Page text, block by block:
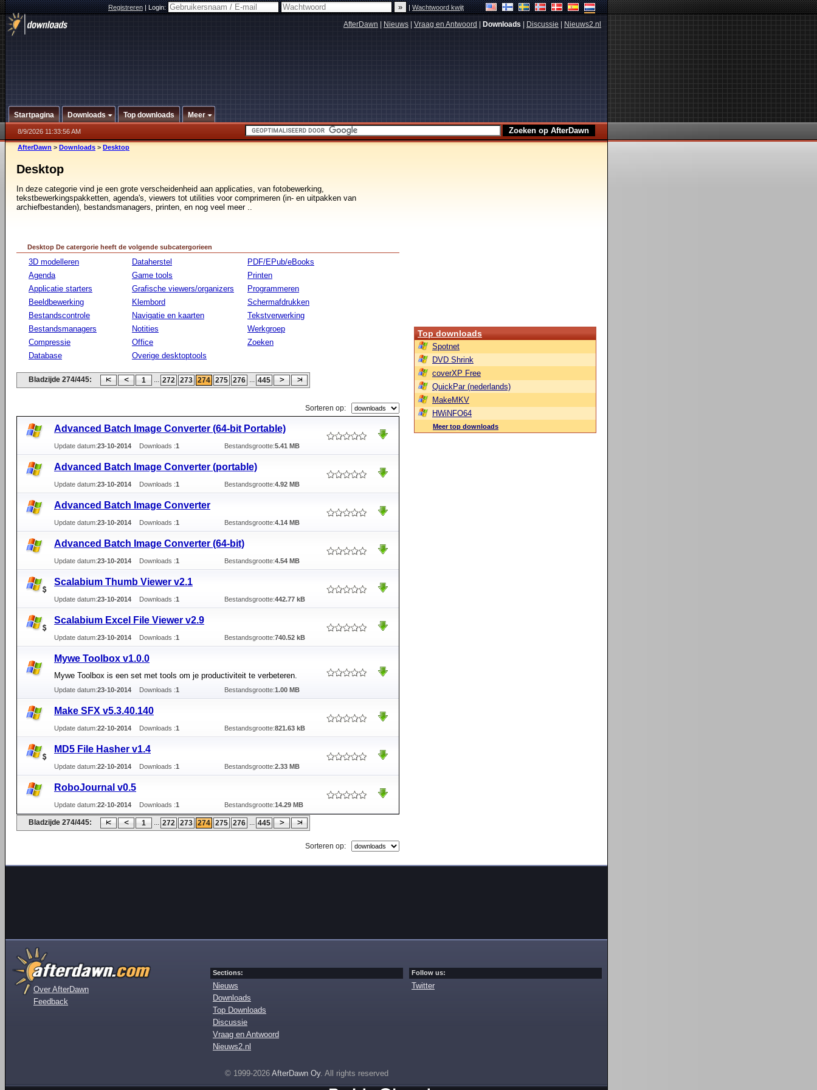
Registreren|Login: |Wachtwoord kwijt
AfterDawn Nieuws Vraag en Antwoord Downloads Discussie Nieuws2.nl
Startpagina Downloads Top downloads Meer
8/9/2026 11:33:56 AM
AfterDawn > Downloads > Desktop
Desktop
In deze categorie vind je een grote verscheidenheid aan applicaties, van fotobewerking,
tekstbewerkingspakketten, agenda's, viewers tot utilities voor comprimeren (in- en uitpakken van
archiefbestanden), bestandsmanagers, printen, en nog veel meer ..
Desktop De catergorie heeft de volgende subcatergorieen
3D modelleren
Agenda
Applicatie starters
Beeldbewerking
Bestandscontrole
Bestandsmanagers
Compressie
Database
Dataherstel
Game tools
Grafische viewers/organizers
Klembord
Navigatie en kaarten
Notities
Office
Overige desktoptools
PDF/EPub/eBooks
Printen
Programmeren
Schermafdrukken
Tekstverwerking
Werkgroep
Zoeken
Bladzijde 274/445: 1 ... 272 273 274 275 276 ... 445
Sorteren op:
Advanced Batch Image Converter (64-bit Portable)
Update datum:23-10-2014 Downloads :1 Bestandsgrootte:5.41 MB
Advanced Batch Image Converter (portable)
Update datum:23-10-2014 Downloads :1 Bestandsgrootte:4.92 MB
Advanced Batch Image Converter
Update datum:23-10-2014 Downloads :1 Bestandsgrootte:4.14 MB
Advanced Batch Image Converter (64-bit)
Update datum:23-10-2014 Downloads :1 Bestandsgrootte:4.54 MB
Scalabium Thumb Viewer v2.1
Update datum:23-10-2014 Downloads :1 Bestandsgrootte:442.77 kB
Scalabium Excel File Viewer v2.9
Update datum:23-10-2014 Downloads :1 Bestandsgrootte:740.52 kB
Mywe Toolbox v1.0.0
Mywe Toolbox is een set met tools om je productiviteit te verbeteren.
Update datum:23-10-2014 Downloads :1 Bestandsgrootte:1.00 MB
Make SFX v5.3.40.140
Update datum:22-10-2014 Downloads :1 Bestandsgrootte:821.63 kB
MD5 File Hasher v1.4
Update datum:22-10-2014 Downloads :1 Bestandsgrootte:2.33 MB
RoboJournal v0.5
Update datum:22-10-2014 Downloads :1 Bestandsgrootte:14.29 MB
Bladzijde 274/445: 1 ... 272 273 274 275 276 ... 445
Sorteren op:
Top downloads
Spotnet
DVD Shrink
coverXP Free
QuickPar (nederlands)
MakeMKV
HWiNFO64
Meer top downloads
Over AfterDawn
Feedback
Sections:
Nieuws
Downloads
Top Downloads
Discussie
Vraag en Antwoord
Nieuws2.nl
Follow us:
Twitter
© 1999-2026 AfterDawn Oy. All rights reserved